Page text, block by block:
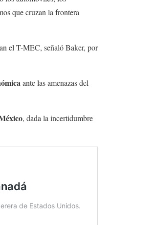
que cruzan la frontera
el T-MEC, señaló Baker, por
ante las amenazas del
, dada la incertidumbre